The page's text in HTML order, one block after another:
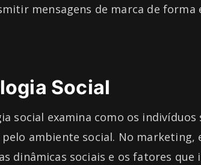
mensagens de marca de forma
Social
social examina como os
pelo ambiente social. No
dinâmicas sociais e os fatores